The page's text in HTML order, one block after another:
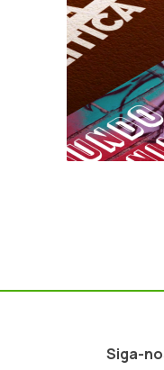
Siga-